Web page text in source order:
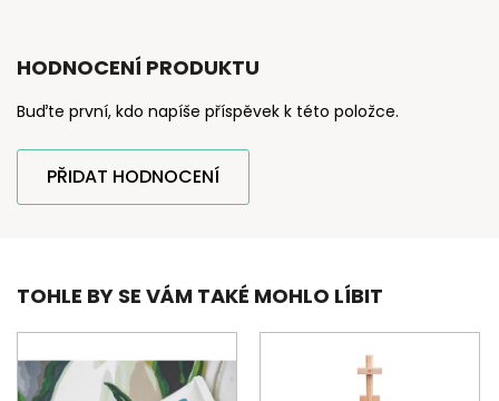
HODNOCENÍ PRODUKTU
Buďte první, kdo napíše příspěvek k této položce.
PŘIDAT HODNOCENÍ
TOHLE BY SE VÁM TAKÉ MOHLO LÍBIT